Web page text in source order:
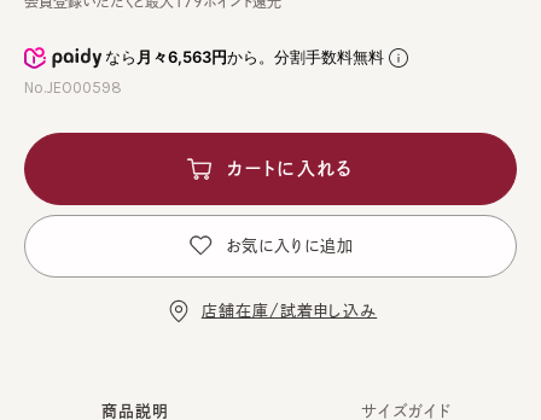
なら月々6,563円から。分割手数料無料
No.JEO00598
カートに入れる
お気に入りに追加
店舗在庫/試着申し込み
商品説明 サイズガイド